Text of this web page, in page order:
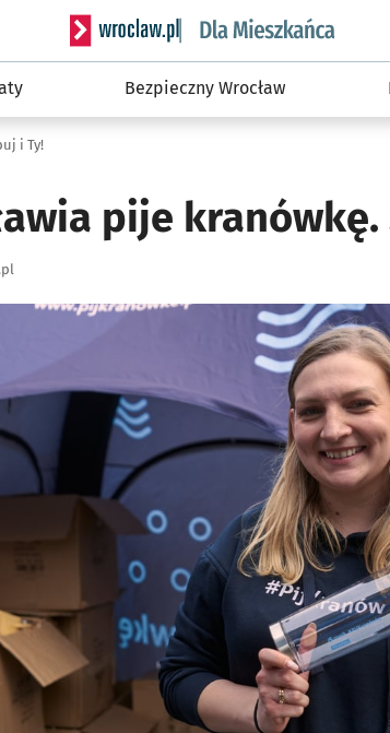
Serwis informacyjny wroclaw.pl
Bezpieczny Wrocław
i Ty!
pije